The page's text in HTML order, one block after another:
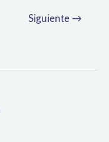
Siguiente →